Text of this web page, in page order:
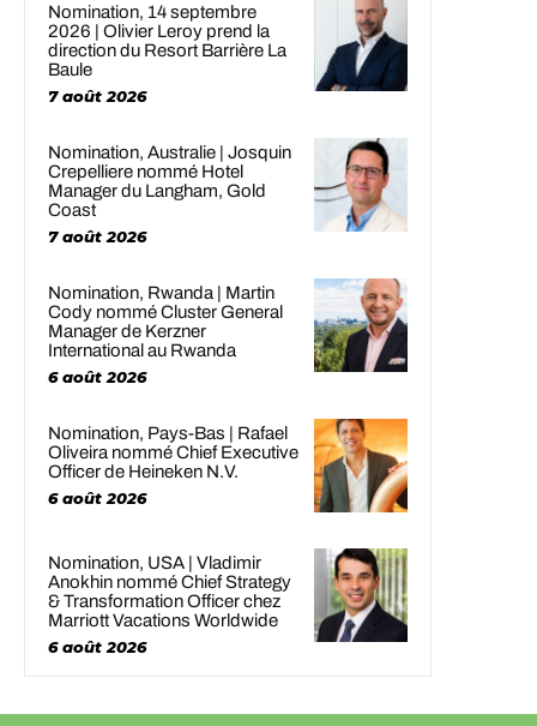
Nomination, 14 septembre
2026 | Olivier Leroy prend la
direction du Resort Barrière La
Baule
7 août 2026
Nomination, Australie | Josquin
Crepelliere nommé Hotel
Manager du Langham, Gold
Coast
7 août 2026
Nomination, Rwanda | Martin
Cody nommé Cluster General
Manager de Kerzner
International au Rwanda
6 août 2026
Nomination, Pays-Bas | Rafael
Oliveira nommé Chief Executive
Officer de Heineken N.V.
6 août 2026
Nomination, USA | Vladimir
Anokhin nommé Chief Strategy
& Transformation Officer chez
Marriott Vacations Worldwide
6 août 2026